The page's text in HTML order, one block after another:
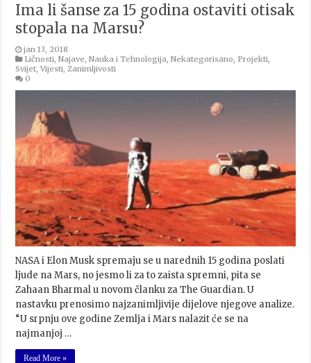
Ima li šanse za 15 godina ostaviti otisak
stopala na Marsu?
jan 13, 2018
Ličnosti ,Najave ,Nauka i Tehnologija ,Nekategorisano Projekti
Svijet ,Vijesti Zanimljivosti
0
NASA i Elon Musk spremaju se u narednih 15 godina poslati
ljude na Mars, no jesmo li za to zaista spremni, pita se
Zahaan Bharmal u novom članku za The Guardian. U
nastavku prenosimo najzanimljivije dijelove njegove analize.
“U srpnju ove godine Zemlja i Mars nalazit će se na
najmanjoj …
Read More »